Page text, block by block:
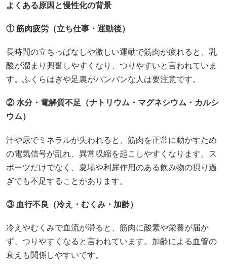
よくある原因と慢性化の背景
① 筋肉疲労（立ち仕事・運動後）
長時間の立ちっぱなしや激しい運動で筋肉が疲れると、乳
酸が溜まり興奮しやすくなり、つりやすいと言われていま
す。ふくらはぎや足裏がパンパンな人は要注意です。
② 水分・電解質不足（ナトリウム・マグネシウム・カルシ
ウム）
汗や尿でミネラルが失われると、筋肉を正常に動かすため
の電気信号が乱れ、異常収縮を起こしやすくなります。ス
ポーツだけでなく、夏場や利尿作用のある飲み物の摂り過
ぎでも不足することがあります。
③ 血行不良（冷え・むくみ・加齢）
冷えやむくみで血流が滞ると、筋肉に酸素や栄養が届か
ず、つりやすくなると言われています。加齢による血管の
衰えも関係しやすいです。